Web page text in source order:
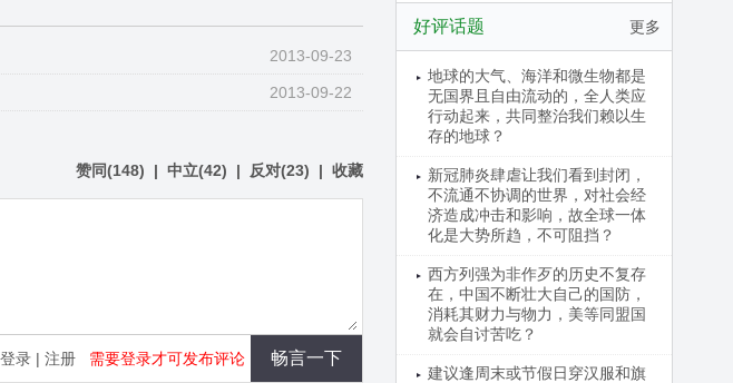
2013-09-23
2013-09-22
赞同(148) |中立(42) | 反对(23) |收藏
登录 |注册 需要登录才可发布评论
更多
好评话题
地球的大气、海洋和微生物都是
无国界且自由流动的，全人类应
行动起来，共同整治我们赖以生
存的地球？
新冠肺炎肆虐让我们看到封闭，
不流通不协调的世界，对社会经
济造成冲击和影响，故全球一体
化是大势所趋，不可阻挡？
西方列强为非作歹的历史不复存
在，中国不断壮大自己的国防，
消耗其财力与物力，美等同盟国
就会自讨苦吃？
建议逢周末或节假日穿汉服和旗